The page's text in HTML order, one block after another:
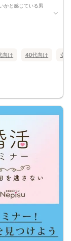
かと感じている男
る
すための
なり、
いします。
。）
円のキャンセル料を
向け 40代向け 女